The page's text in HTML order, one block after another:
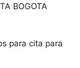
BOGOTA
para cita para